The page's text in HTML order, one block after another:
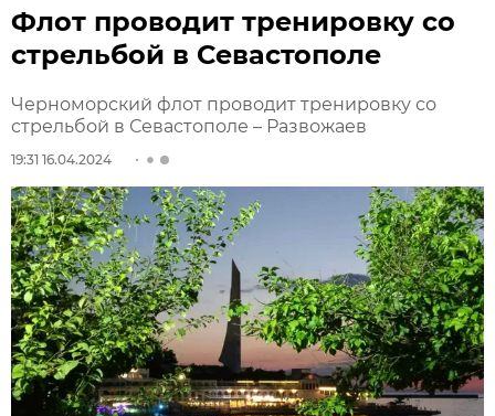
Флот проводит тренировку со
стрельбой в Севастополе
Черноморский флот проводит тренировку со
стрельбой в Севастополе – Развожаев
19:31 16.04.2024